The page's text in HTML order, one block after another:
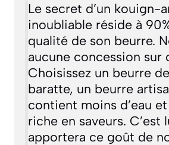
Le secret d’un kouign-
inoubliable réside à
qualité de son beurre.
aucune concession sur
Choisissez un beurre
baratte, un beurre
contient moins d’eau
riche en saveurs. C’est
apportera ce goût de